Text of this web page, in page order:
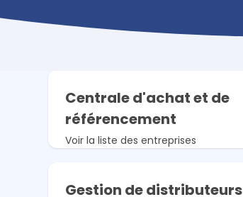
Investissement responsable
démarche existante
Centrale d'achat et de
référencement
Voir la liste des entreprises
Gestion de distributeurs